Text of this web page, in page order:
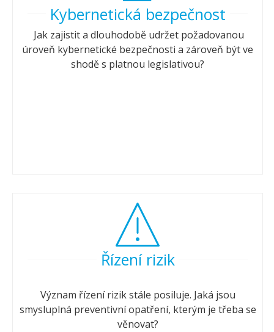
Kybernetická bezpečnost
Jak zajistit a dlouhodobě udržet požadovanou
úroveň kybernetické bezpečnosti a zároveň být ve
shodě s platnou legislativou?
Řízení rizik
Význam řízení rizik stále posiluje. Jaká jsou
smysluplná preventivní opatření, kterým je třeba se
věnovat?